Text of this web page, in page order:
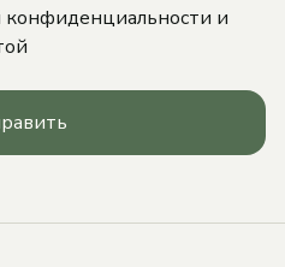
конфиденциальности и